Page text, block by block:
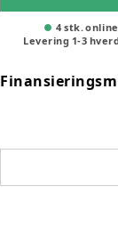
4 stk. online
Levering 1-3